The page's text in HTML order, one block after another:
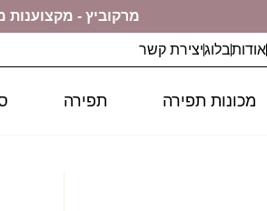
מרקוביץ - מקצוענות
אודותבלוגיצירת קשר
מכונות תפירה תפירה